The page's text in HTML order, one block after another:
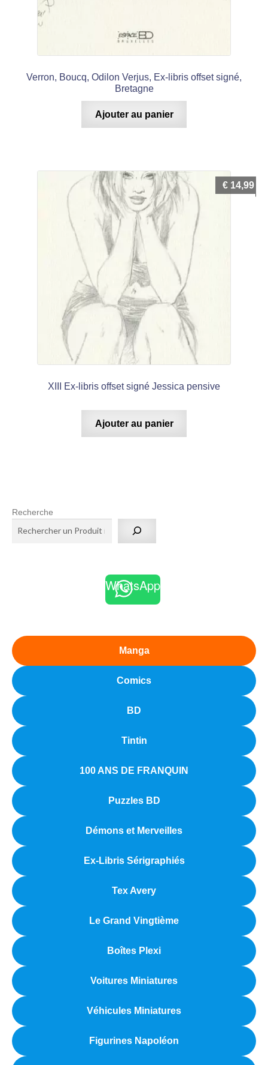
Verron, Boucq, Odilon Verjus, Ex-libris offset signé,
Bretagne
Ajouter au panier
XIII Ex-libris offset signé Jessica pensive
€ 14,99
Ajouter au panier
Recherche
WhatsApp
Manga
Comics
BD
Tintin
100 ANS DE FRANQUIN
Puzzles BD
Démons et Merveilles
Ex-Libris Sérigraphiés
Tex Avery
Le Grand Vingtième
Boîtes Plexi
Voitures Miniatures
Véhicules Miniatures
Figurines Napoléon